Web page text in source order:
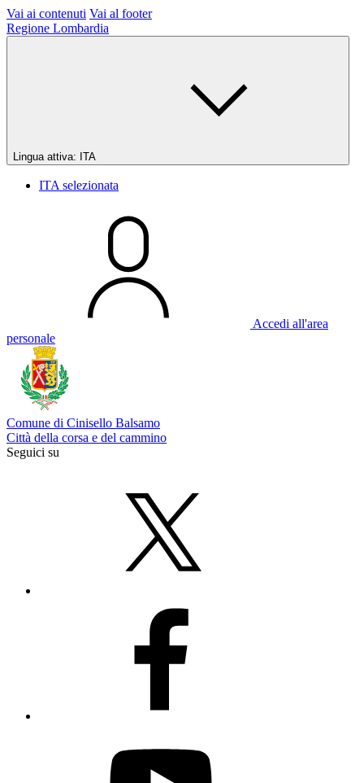
Vai ai contenuti Vai al footer
Regione Lombardia
Lingua attiva: ITA
ITA selezionata
Accedi all'area
personale
Comune di Cinisello Balsamo
Città della corsa e del cammino
Seguici su